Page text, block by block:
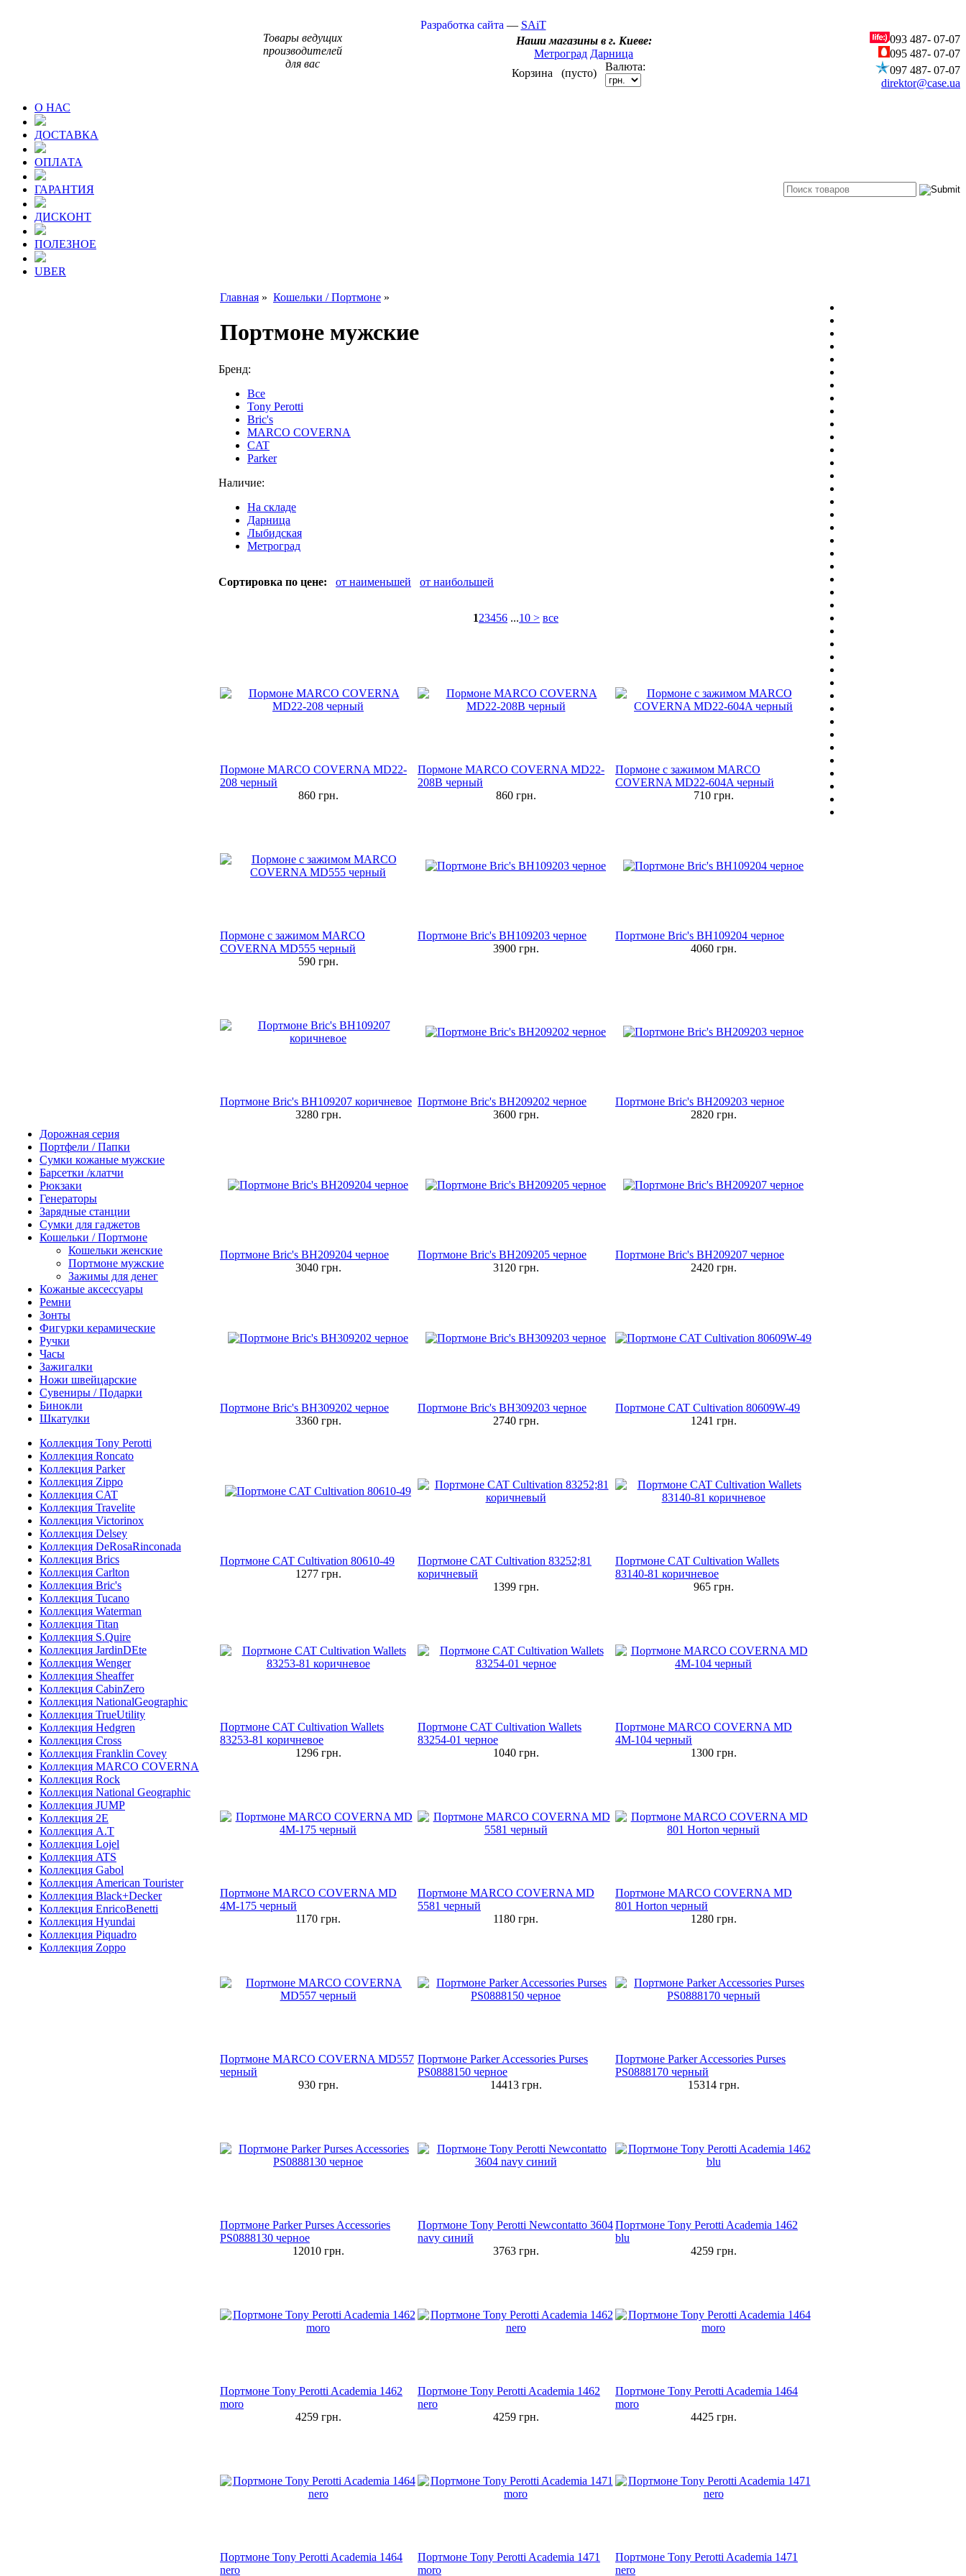
Разработка сайта — SAiT
Товары ведущих
производителей
для вас
Наши магазины в г. Киеве:
Метроград Дарница
Корзина
(пусто)
Валюта:
093 487- 07-07
095 487- 07-07
097 487- 07-07
direktor@case.ua
О НАС
ДОСТАВКА
ОПЛАТА
ГАРАНТИЯ
ДИСКОНТ
ПОЛЕЗНОЕ
UBER
Дорожная серия
Портфели / Папки
Сумки кожаные мужские
Барсетки /клатчи
Рюкзаки
Генераторы
Зарядные станции
Сумки для гаджетов
Кошельки / Портмоне
Кошельки женские
Портмоне мужские
Зажимы для денег
Кожаные аксессуары
Ремни
Зонты
Фигурки керамические
Ручки
Часы
Зажигалки
Ножи швейцарские
Сувениры / Подарки
Бинокли
Шкатулки
Коллекция Tony Perotti
Коллекция Roncato
Коллекция Parker
Коллекция Zippo
Коллекция CAT
Коллекция Travelite
Коллекция Victorinox
Коллекция Delsey
Коллекция DeRosaRinconada
Коллекция Brics
Коллекция Carlton
Коллекция Bric's
Коллекция Tucano
Коллекция Waterman
Коллекция Titan
Коллекция S.Quire
Коллекция JardinDEte
Коллекция Wenger
Коллекция Sheaffer
Коллекция CabinZero
Коллекция NationalGeographic
Коллекция TrueUtility
Коллекция Hedgren
Коллекция Cross
Коллекция Franklin Covey
Коллекция MARCO COVERNA
Коллекция Rock
Коллекция National Geographic
Коллекция JUMP
Коллекция 2E
Коллекция A.T
Коллекция Lojel
Коллекция ATS
Коллекция Gabol
Коллекция American Tourister
Коллекция Black+Decker
Коллекция EnricoBenetti
Коллекция Hyundai
Коллекция Piquadro
Коллекция Zoppo
Главная » Кошельки / Портмоне »
Портмоне мужские
Бренд:
Все
Tony Perotti
Bric's
MARCO COVERNA
CAT
Parker
Наличие:
На складе
Дарница
Лыбидская
Метроград
Сортировка по цене: от наименьшей от наибольшей
123456 ...10 > все
Пормоне MARCO COVERNA MD22-
208 черный
860грн.
Пормоне MARCO COVERNA MD22-
208B черный
860грн.
Пормоне с зажимом MARCO
COVERNA MD22-604A черный
710грн.
Пормоне с зажимом MARCO
COVERNA MD555 черный
590грн.
Портмоне Bric's BH109203 черное
3900грн.
Портмоне Bric's BH109204 черное
4060грн.
Портмоне Bric's BH109207 коричневое
3280грн.
Портмоне Bric's BH209202 черное
3600грн.
Портмоне Bric's BH209203 черное
2820грн.
Портмоне Bric's BH209204 черное
3040грн.
Портмоне Bric's BH209205 черное
3120грн.
Портмоне Bric's BH209207 черное
2420грн.
Портмоне Bric's BH309202 черное
3360грн.
Портмоне Bric's BH309203 черное
2740грн.
Портмоне CAT Cultivation 80609W-49
1241 грн.
Портмоне CAT Cultivation 80610-49
1277грн.
Портмоне CAT Cultivation 83252;81
коричневый
1399грн.
Портмоне CAT Cultivation Wallets
83140-81 коричневое
965грн.
Портмоне CAT Cultivation Wallets
83253-81 коричневое
1296грн.
Портмоне CAT Cultivation Wallets
83254-01 черное
1040грн.
Портмоне MARCO COVERNA MD
4M-104 черный
1300грн.
Портмоне MARCO COVERNA MD
4M-175 черный
1170 грн.
Портмоне MARCO COVERNA MD
5581 черный
1180 грн.
Портмоне MARCO COVERNA MD
801 Horton черный
1280грн.
Портмоне MARCO COVERNA MD557
черный
930грн.
Портмоне Parker Accessories Purses
PS0888150 черное
14413грн.
Портмоне Parker Accessories Purses
PS0888170 черный
15314грн.
Портмоне Parker Purses Accessories
PS0888130 черное
12010грн.
Портмоне Tony Perotti Newcontatto 3604
navy синий
3763грн.
Портмоне Tony Perotti Academia 1462
blu
4259грн.
Портмоне Tony Perotti Academia 1462
moro
4259грн.
Портмоне Tony Perotti Academia 1462
nero
4259грн.
Портмоне Tony Perotti Academia 1464
moro
4425грн.
Портмоне Tony Perotti Academia 1464
nero
Портмоне Tony Perotti Academia 1471
moro
Портмоне Tony Perotti Academia 1471
nero